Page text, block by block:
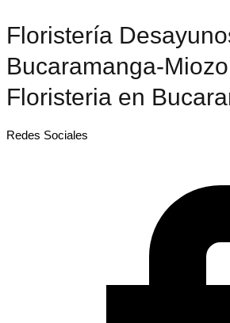
Floristería
Bucaramanga-
Floristeria en
Redes Sociales